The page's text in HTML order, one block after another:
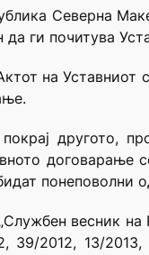
Северна
ги почитува
на Уставниот
другото,
договарање
понеповолни
весник
39/2012, 13/